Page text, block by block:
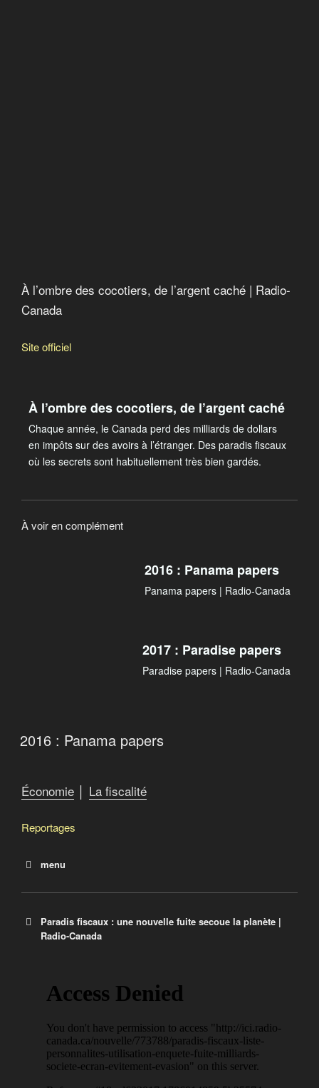
À l’ombre des cocotiers, de l’argent caché | Radio-
Canada
Site officiel
À l’ombre des cocotiers, de l’argent caché
Chaque année, le Canada perd des milliards de dollars
en impôts sur des avoirs à l’étranger. Des paradis fiscaux
où les secrets sont habituellement très bien gardés.
À voir en complément
2016 : Panama papers
Panama papers | Radio-Canada
2017 : Paradise papers
Paradise papers | Radio-Canada
2016 : Panama papers
Économie │ La fiscalité
Reportages
menu
2013 : Offshore Leaks
2016 : Panama papers
Paradis fiscaux : une nouvelle fuite secoue la planète |
Radio-Canada